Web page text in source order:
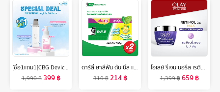
[ซื้อ1แถม1]CBG Devices เครื่องสครับผิวหน้าด้วยไอออน4โหมดIonic X2 Skin Scrubber แถมฟรี!!! เจลทรีทเมนต์นวดหน้า 1 ขวด (มีให้เลือก3สูตร)
1,990฿ 399฿
ดาร์ลี่ ยาสีฟัน ดับเบิ้ล แอ็คชั่น 150 กรัม [แพ็ค 3] 2 กล่อง
310฿214฿
โอเลย์ รีเจนเนอรีส เรตินอล24 แม็กซ์ ไนท์ครีม 50 กรัม. ลดเลือนริ้วรอย สกินแคร์ Olay Regenerist Retinol24 Max Night Cream 50G
1,399฿659฿